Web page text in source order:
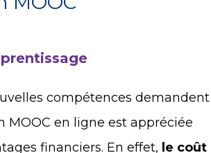
compétences demandent
en ligne est appréciée
financiers. En effet, le coût